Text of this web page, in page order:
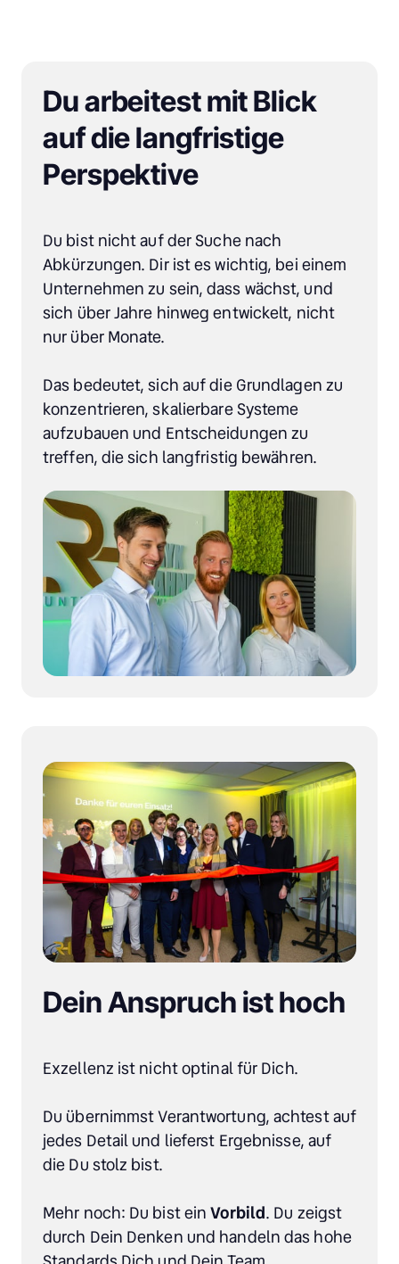
Du arbeitest mit Blick
auf die langfristige
Perspektive
Du bist nicht auf der Suche nach
Abkürzungen. Dir ist es wichtig, bei einem
Unternehmen zu sein, dass wächst, und
sich über Jahre hinweg entwickelt, nicht
nur über Monate.
Das bedeutet, sich auf die Grundlagen zu
konzentrieren, skalierbare Systeme
aufzubauen und Entscheidungen zu
treffen, die sich langfristig bewähren.
Dein Anspruch ist hoch
Exzellenz ist nicht optinal für Dich.
Du übernimmst Verantwortung, achtest auf
jedes Detail und lieferst Ergebnisse, auf
die Du stolz bist.
Mehr noch: Du bist ein Vorbild. Du zeigst
durch Dein Denken und handeln das hohe